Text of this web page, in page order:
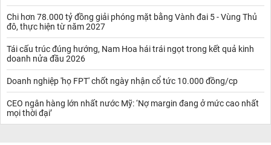
Chi hơn 78.000 tỷ đồng giải phóng mặt bằng Vành đai 5 - Vùng Thủ
đô, thực hiện từ năm 2027
Tái cấu trúc đúng hướng, Nam Hoa hái trái ngọt trong kết quả kinh
doanh nửa đầu 2026
Doanh nghiệp 'họ FPT' chốt ngày nhận cổ tức 10.000 đồng/cp
CEO ngân hàng lớn nhất nước Mỹ: ‘Nợ margin đang ở mức cao nhất
mọi thời đại’